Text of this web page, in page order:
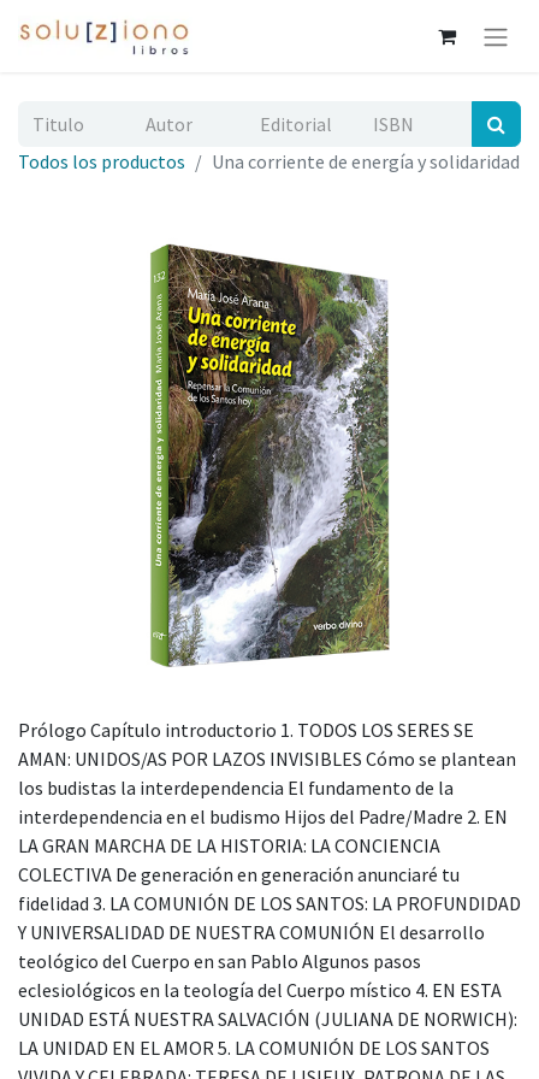
Todos los productos Una corriente de energía y solidaridad
Prólogo Capítulo introductorio 1. TODOS LOS SERES SE
AMAN: UNIDOS/AS POR LAZOS INVISIBLES Cómo se plantean
los budistas la interdependencia El fundamento de la
interdependencia en el budismo Hijos del Padre/Madre 2. EN
LA GRAN MARCHA DE LA HISTORIA: LA CONCIENCIA
COLECTIVA De generación en generación anunciaré tu
fidelidad 3. LA COMUNIÓN DE LOS SANTOS: LA PROFUNDIDAD
Y UNIVERSALIDAD DE NUESTRA COMUNIÓN El desarrollo
teológico del Cuerpo en san Pablo Algunos pasos
eclesiológicos en la teología del Cuerpo místico 4. EN ESTA
UNIDAD ESTÁ NUESTRA SALVACIÓN (JULIANA DE NORWICH):
LA UNIDAD EN EL AMOR 5. LA COMUNIÓN DE LOS SANTOS